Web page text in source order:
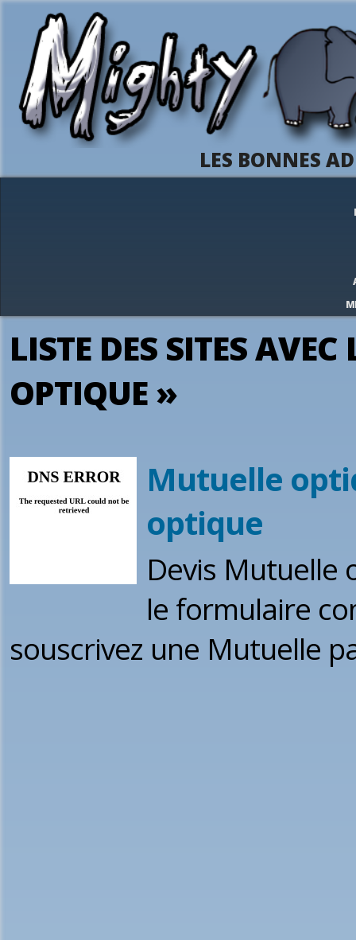
LES BONNES
LISTE DES SITES
OPTIQUE »
Mutuelle
optique
Devis Mutuelle
le formulaire
souscrivez une Mutuelle